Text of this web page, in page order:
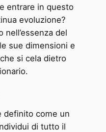
entrare in questo
evoluzione?
nell’essenza del
sue dimensioni e
si cela dietro
definito come un
di tutto il